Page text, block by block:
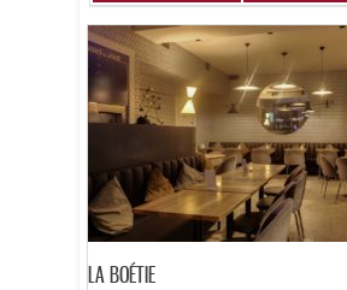
LA BOÉTIE